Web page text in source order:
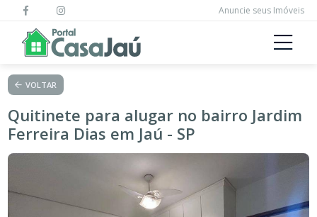
Anuncie seus Imóveis
VOLTAR
Quitinete para alugar no bairro Jardim
Ferreira Dias em Jaú - SP